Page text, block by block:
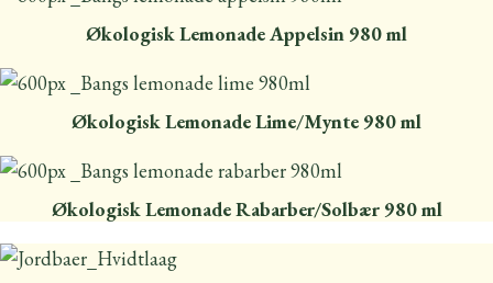
Økologisk Lemonade Appelsin 980 ml
Økologisk Lemonade Lime/Mynte 980 ml
Økologisk Lemonade Rabarber/Solbær 980 ml